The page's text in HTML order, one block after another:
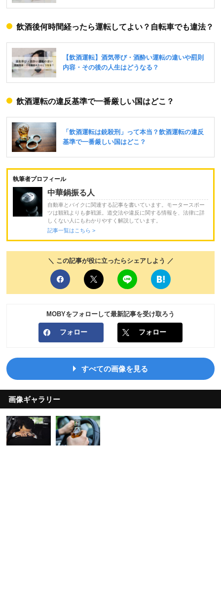
飲酒後何時間経ったら運転してよい？自転車でも違法？
飲酒運転の違反基準で一番厳しい国はどこ？
執筆者プロフィール
中華鍋振る人
自動車とバイクに関連する記事を書いています。モータースポー
ツは観戦よりも参戦派。道交法や違反に関する情報を、法律に詳
しくない人にもわかりやすく解説しています。
記事一覧はこちら >
＼ この記事が役に立ったらシェアしよう ／
MOBYをフォローして最新記事を受け取ろう
フォロー フォロー
すべての画像を見る
画像ギャラリー